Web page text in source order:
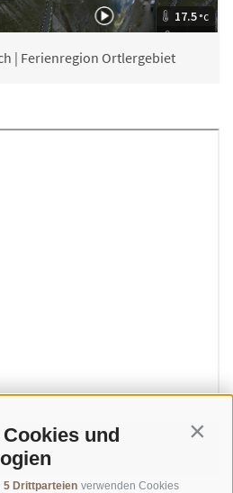
und
5 Drittparteien verwenden Cookies
| Ferienregion Ortlergebiet
1 - Richtung Schlanders